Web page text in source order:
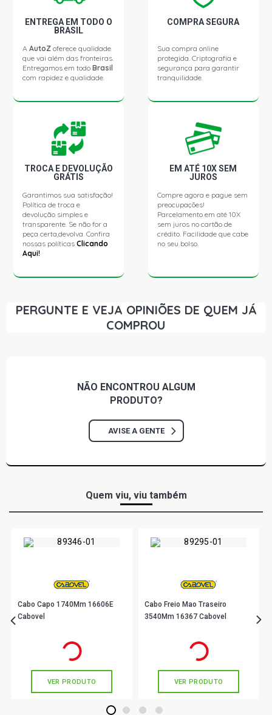
ENTREGA EM TODO O
BRASIL
AAutoZ oferece qualidade
que vai além das fronteiras.
Entregamos em todoBrasil
com rapidez e qualidade.
COMPRA SEGURA
Sua compra online
protegida. Criptografia e
segurança para garantir
tranquilidade.
TROCA E DEVOLUÇÃO
GRÁTIS
Garantimos sua satisfação!
Política de troca e
devolução simples e
transparente. Se não for a
peça certa,devolva. Confira
nossas políticasClicando
Aqui!
EM ATÉ 10X SEM
JUROS
Compre agora e pague sem
preocupações!
Parcelamento em até 10X
sem juros no cartão de
crédito. Facilidade que cabe
no seu bolso.
PERGUNTE E VEJA OPINIÕES DE QUEM JÁ
COMPROU
NÃO ENCONTROU ALGUM
PRODUTO?
AVISE A GENTE
Quem viu, viu também
Cabo Capo 1740Mm 16606E
Cabovel
em até 1x de
VER PRODUTO
Cabo Freio Mao Traseiro
3540Mm 16367 Cabovel
em até 1x de
VER PRODUTO
1 2 3 4